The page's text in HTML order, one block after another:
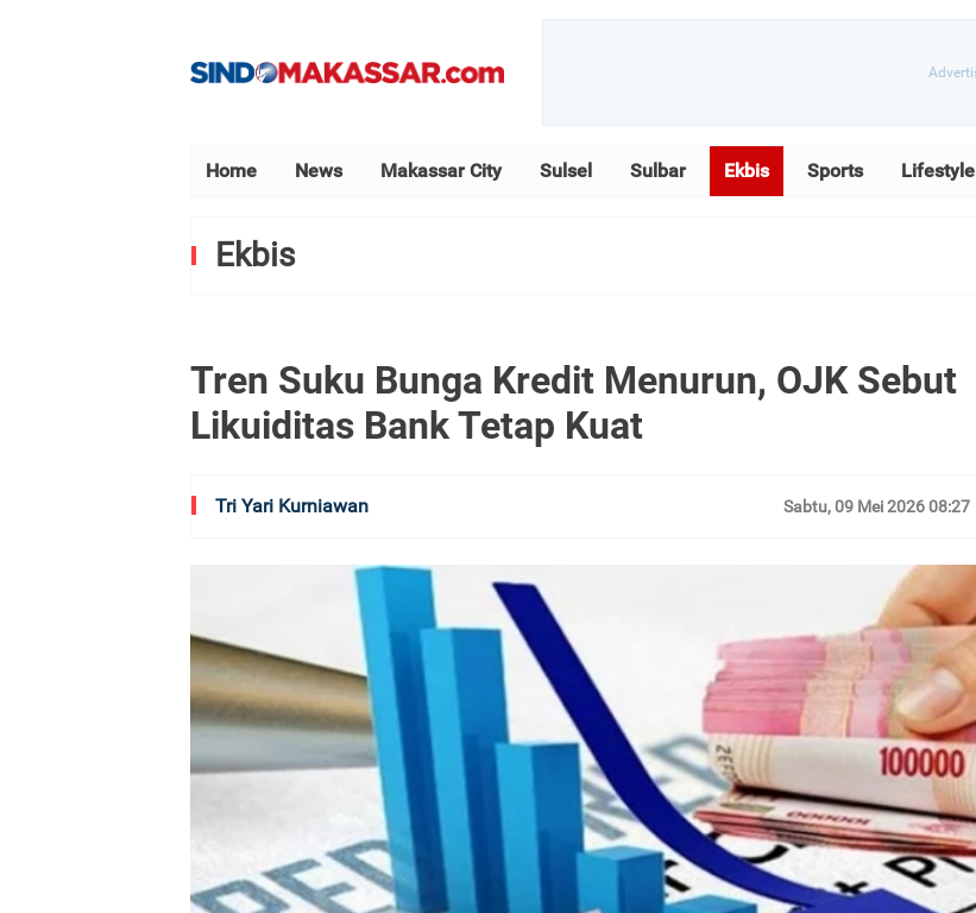
Home News Makassar City Sulsel Sulbar Ekbis Sports Lifestyle
Ekbis
Tren Suku Bunga Kredit Menurun, OJK Sebut
Likuiditas Bank Tetap Kuat
Tri Yari Kurniawan Sabtu, 09 Mei 2026 08:27